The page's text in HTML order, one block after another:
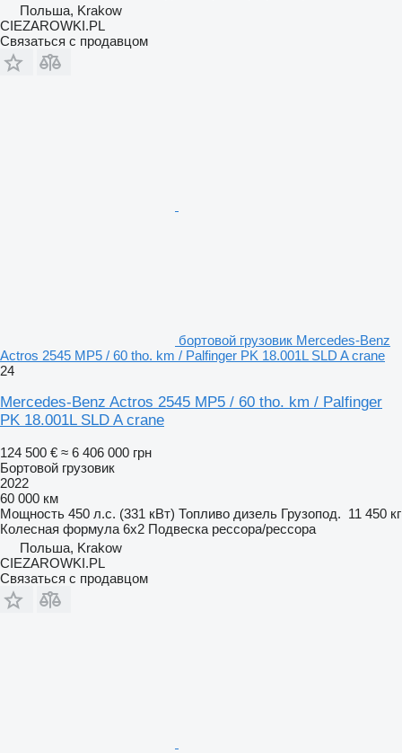
Польша, Krakow
CIEZAROWKI.PL
Связаться с продавцом
бортовой грузовик Mercedes-Benz
Actros 2545 MP5 / 60 tho. km / Palfinger PK 18.001L SLD A crane
24
Mercedes-Benz Actros 2545 MP5 / 60 tho. km / Palfinger
PK 18.001L SLD A crane
124 500 € ≈ 6 406 000 грн
Бортовой грузовик
2022
60 000 км
Мощность 450 л.с. (331 кВт) Топливо дизель Грузопод. 11 450 кг
Колесная формула 6x2 Подвеска рессора/рессора
Польша, Krakow
CIEZAROWKI.PL
Связаться с продавцом